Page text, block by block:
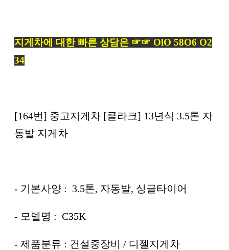
지게차에 대한 빠른 상담은 ☞☞ OlO 58O6 O2
34
[164번] 중고지게차 [클라크] 13년식 3.5톤 자
동발 지게차
- 기본사양 : 3.5톤, 자동발, 싱글타이어
- 모델명 : C35K
- 제품분류 : 건설중장비 / 디젤지게차